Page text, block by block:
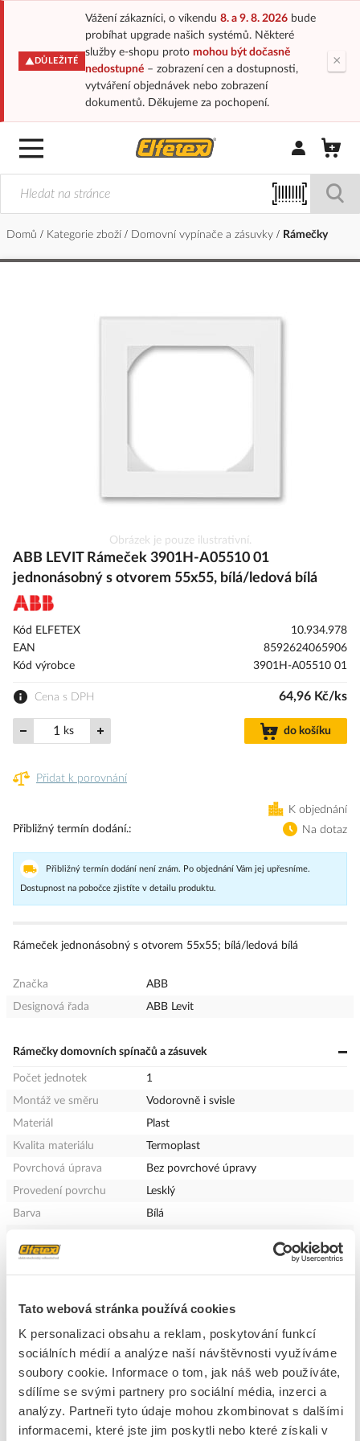
Tato webová stránka používá cookies
K personalizaci obsahu a reklam, poskytování funkcí
sociálních médií a analýze naší návštěvnosti využíváme
soubory cookie. Informace o tom, jak náš web používáte,
sdílíme se svými partnery pro sociální média, inzerci a
analýzy. Partneři tyto údaje mohou zkombinovat s dalšími
informacemi, které jste jim poskytli nebo které získali v
DŮLEŽITÉ
Vážení zákazníci, o víkendu 8. a 9. 8. 2026bude
probíhat upgrade našich systémů. Některé
služby e-shopu proto mohou být dočasně
nedostupné– zobrazení cen a dostupnosti,
vytváření objednávek nebo zobrazení
dokumentů. Děkujeme za pochopení.
×
Přihlásit/
Domů Kategorie zboží Domovní vypínače a zásuvky Rámečky
na
začátek
galerie
s
Obrázek je pouze ilustrativní.
ABB LEVIT Rámeček 3901H-A05510 01
jednonásobný s otvorem 55x55, bílá/ledová bílá
Kód ELFETEX
10.934.978
EAN
8592624065906
Kód výrobce
3901H-A05510 01
Cena s DPH 64,96 Kč/ks
ks do košíku
Přidat k porovnání
K objednání
Přibližný termín dodání.
Na dotaz
Přibližný termín dodání není znám. Po objednání Vám jej upřesníme.
Dostupnost na pobočce zjistíte v detailu produktu.
Rámeček jednonásobný s otvorem 55x55; bílá/ledová bílá
Značka
ABB
Designová řada
ABB Levit
Rámečky domovních spínačů a zásuvek
Počet jednotek
1
Montáž ve směru
Vodorovně i svisle
Materiál
Plast
Kvalita materiálu
Termoplast
Povrchová úprava
Bez povrchové úpravy
Provedení povrchu
Lesklý
Barva
Bílá
S odklápěcím víkem
Podomítková montáž
Ano
Antibakteriální ošetření
Typ upevnění
Zaklapnout
Pro zásuvku podlahového Ne